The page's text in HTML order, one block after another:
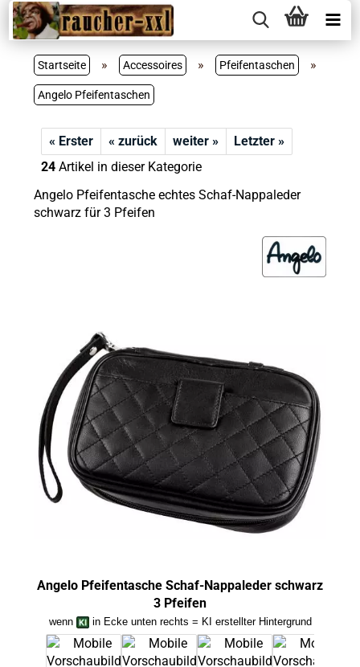
Startseite » Accessoires » Pfeifentaschen »
Angelo Pfeifentaschen
« Erster « zurück weiter »
Letzter »
24Artikel in dieser Kategorie
Angelo Pfeifentasche echtes Schaf-Nappaleder
schwarz für 3 Pfeifen
Angelo Pfeifentasche Schaf-Nappaleder schwarz
3 Pfeifen
wenn in Ecke unten rechts = KI erstellter Hintergrund